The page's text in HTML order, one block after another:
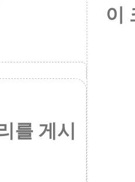
를 게시
이